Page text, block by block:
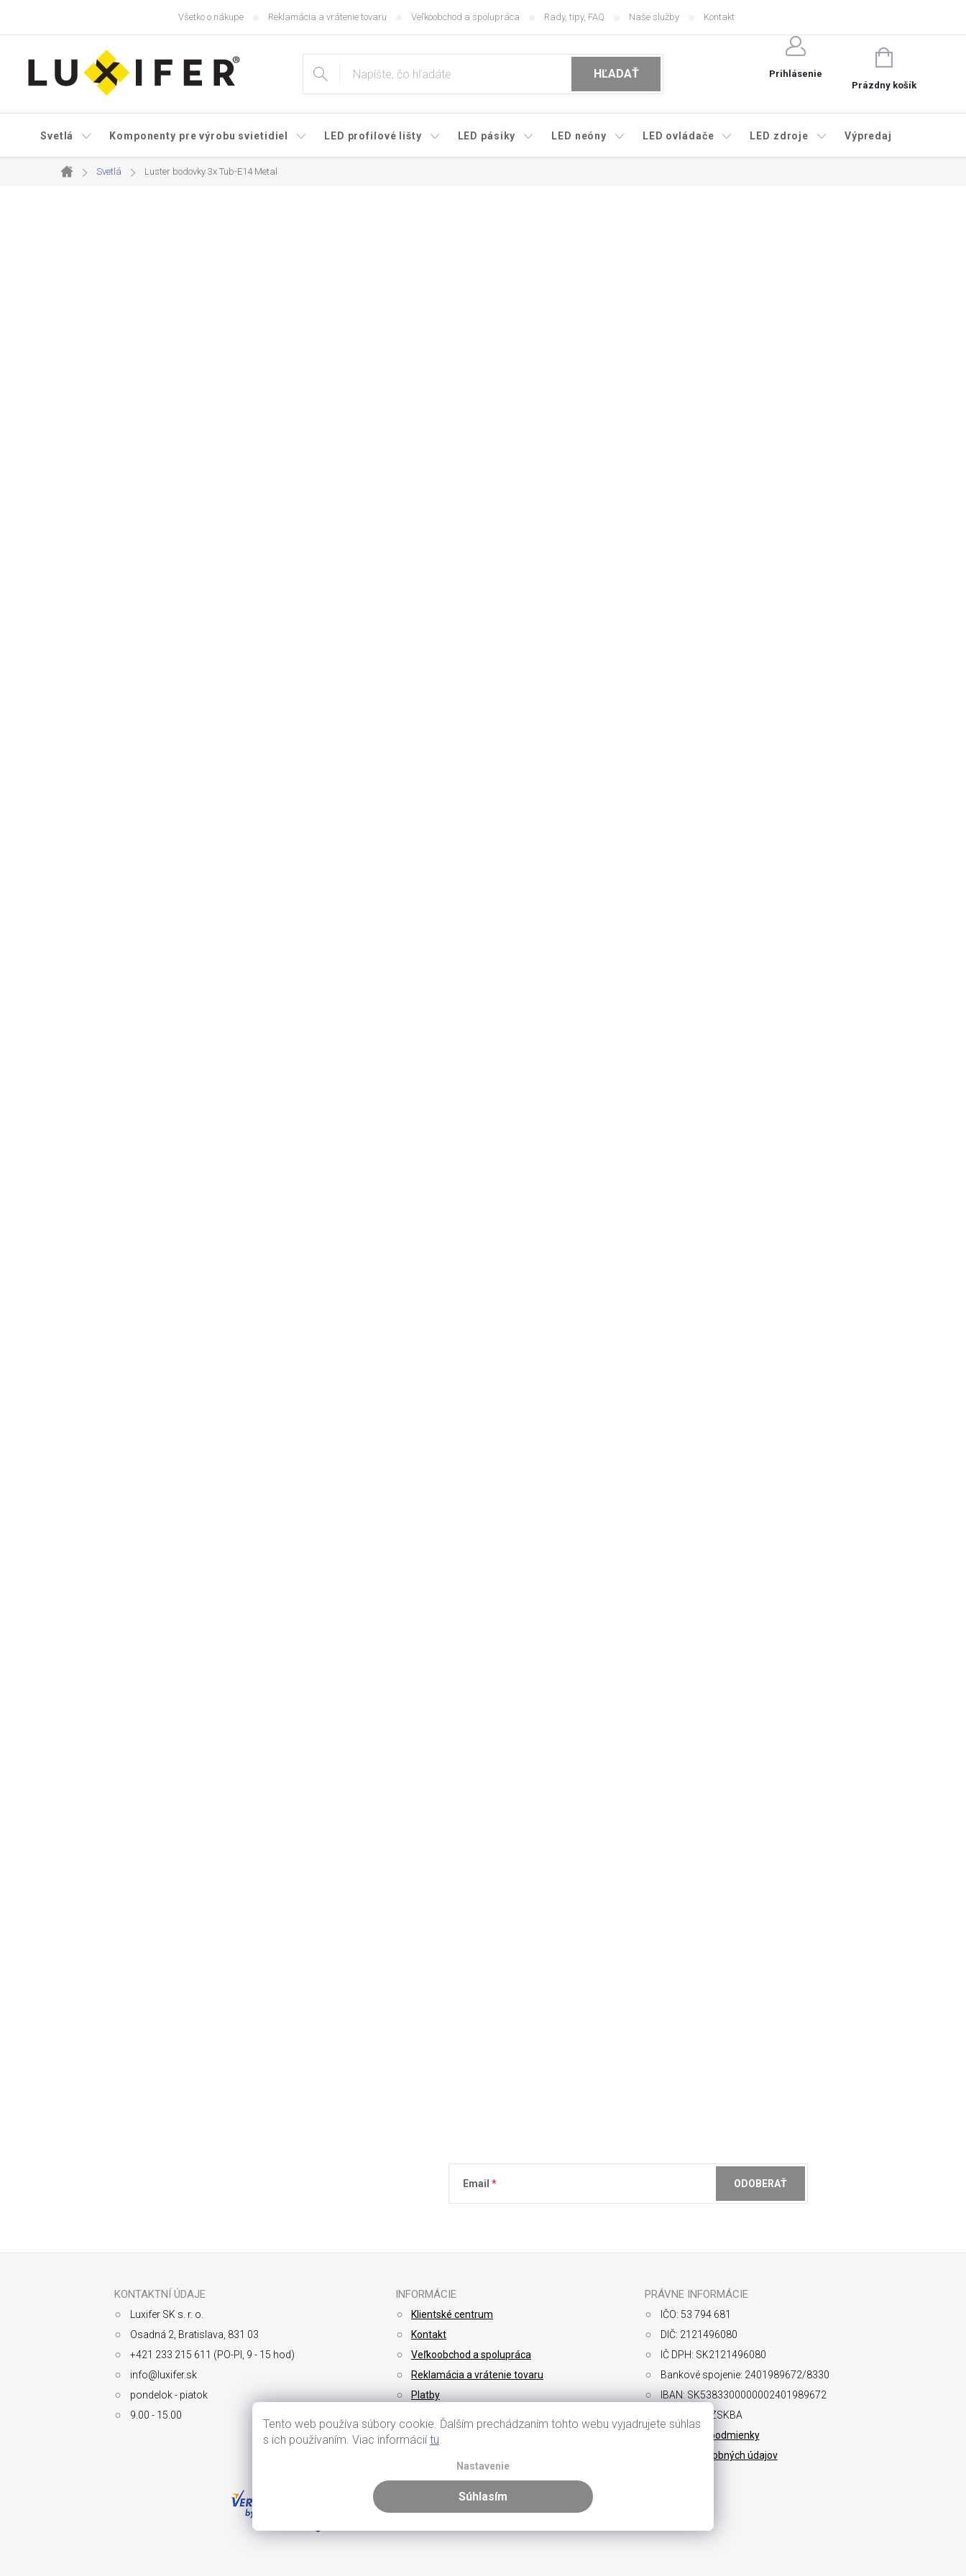
Tento web používa súbory cookie. Ďalším prechádzaním tohto webu vyjadrujete súhlas
s ich používaním. Viac informáciítu.
Nastavenie
Súhlasím
Všetko o nákupe Reklamácia a vrátenie tovaru Veľkoobchod a spolupráca Rady, tipy, FAQ Naše služby Kontakt
HĽADAŤ Prihlásenie
NÁKUPNÝ
KOŠÍK
Prázdny košík
Svetlá Komponenty pre výrobu svietidiel LED profilové lišty LED pásiky LED neóny LED ovládače LED zdroje Výpredaj
Domov
Svetlá Luster bodovky 3x Tub-E14 Metal
Email ODOBERAŤ
KONTAKTNÍ ÚDAJE
Luxifer SK s. r. o.
Osadná 2, Bratislava, 831 03
+421 233 215 611 (PO-PI, 9 - 15 hod)
info@luxifer.sk
pondelok - piatok
9.00 - 15.00
INFORMÁCIE
Klientské centrum
Kontakt
Veľkoobchod a spolupráca
Reklamácia a vrátenie tovaru
Platby
Doprava
PRÁVNE INFORMÁCIE
IČO: 53 794 681
DIČ: 2121496080
IČ DPH: SK2121496080
Bankové spojenie: 2401989672/8330
IBAN: SK5383300000002401989672
SWIFT: FIOZSKBA
Obchodné podmienky
Ochrana osobných údajov